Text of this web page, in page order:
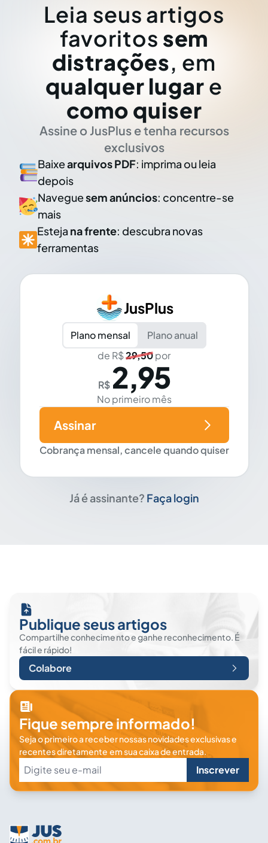
Leia seus artigos
favoritos sem
distrações, em
qualquer lugar e
como quiser
Assine o JusPlus e tenha recursos
exclusivos
Baixearquivos PDF: imprima ou leia
depois
Naveguesem anúncios: concentre-se
mais
Esteja na frente: descubra novas
ferramentas
JusPlus
Plano mensal
Plano anual
de R$29,50por
R$ 2,95
No primeiro mês
Cobrança mensal, cancele quando quiser
Assinar
Já é assinante? Faça login
Publique seus artigos
Compartilhe conhecimento e ganhe reconhecimento. É
fácil e rápido!
Colabore
Fique sempre informado!
Seja o primeiro a receber nossas novidades exclusivas e
recentes diretamente em sua caixa de entrada.
Inscrever